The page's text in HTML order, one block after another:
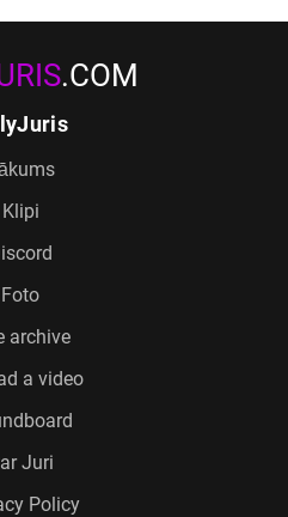
.COM
Klipi
Foto
archive
a video
Juri
Policy